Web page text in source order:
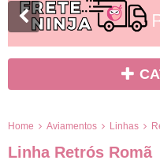
Home Aviamentos Linhas
Linha Retrós Romã